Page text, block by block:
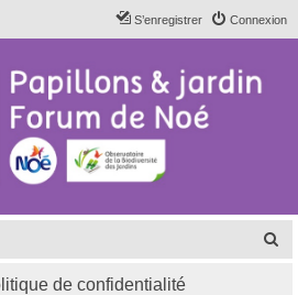
Connexion
S’enregistrer
de confidentialité